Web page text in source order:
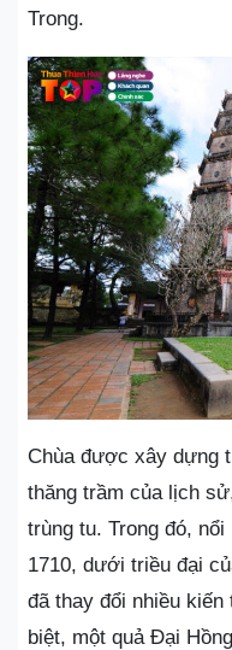
Trong.
Chùa được xây dựng
thăng trầm của lịch
trùng tu. Trong đó,
1710, dưới triều đại
đã thay đổi nhiều
biệt, một quả Đại